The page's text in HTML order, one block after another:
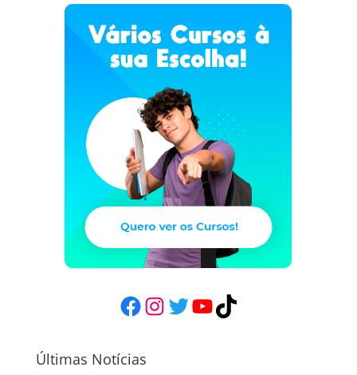
Facebook
Instagram
Twitter
YouTube
TikTok
Últimas Notícias